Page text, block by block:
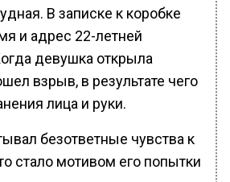
В записке к коробке
и адрес 22-летней
девушка открыла
взрыв, в результате чего
лица и руки.
безответные чувства к
стало мотивом его попытки